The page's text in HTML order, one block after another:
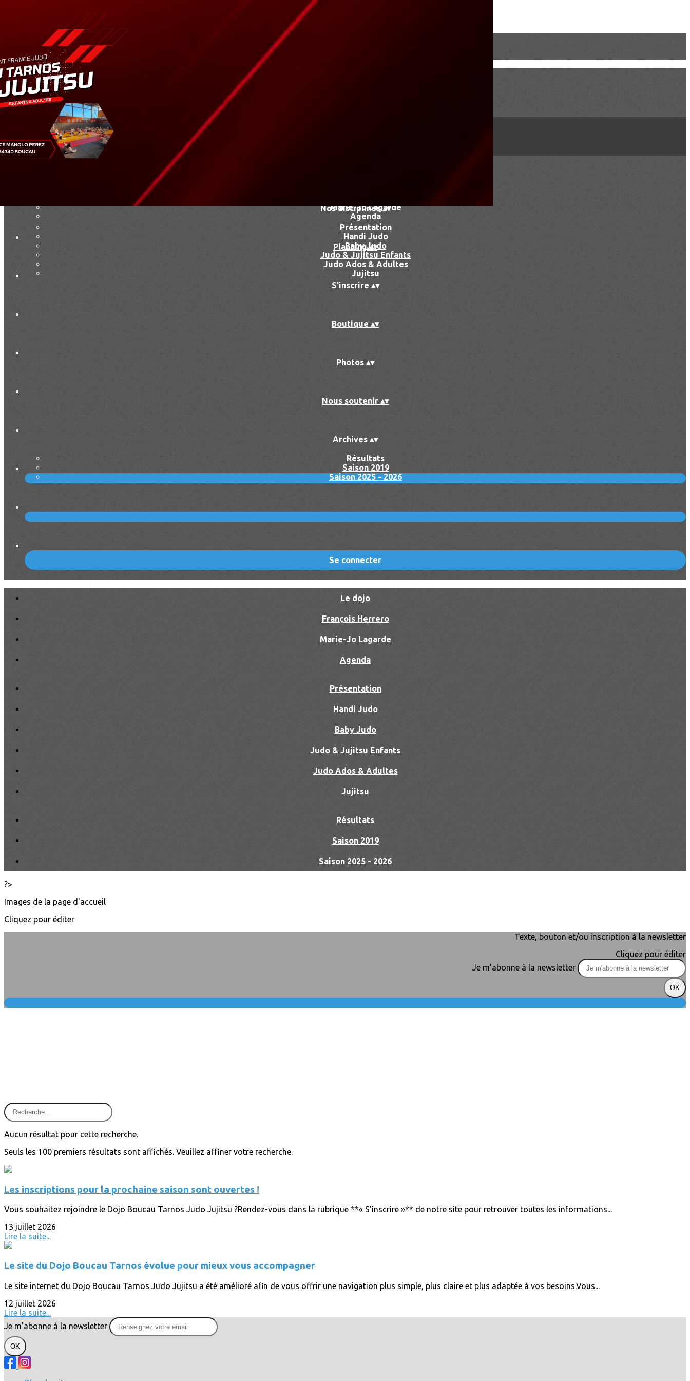
Exporter toutes les colonnes
Exporter uniquement les colonnes affichées
Menu
Ajoutez un logo, un bouton, des réseaux sociaux
Cliquez pour éditer
Marie-Jo Lagarde
Agenda
Nos disciplines▴▾
Présentation
Handi Judo
Baby Judo
Judo & Jujitsu Enfants
Judo Ados & Adultes
Jujitsu
Planning▴▾
S'inscrire ▴▾
Boutique ▴▾
Photos ▴▾
Nous soutenir ▴▾
Archives ▴▾
Résultats
Saison 2019
Saison 2025 - 2026
Se connecter
Le dojo
François Herrero
Marie-Jo Lagarde
Agenda
Présentation
Handi Judo
Baby Judo
Judo & Jujitsu Enfants
Judo Ados & Adultes
Jujitsu
Résultats
Saison 2019
Saison 2025 - 2026
?>
Images de la page d'accueil
Cliquez pour éditer
Texte, bouton et/ou inscription à la newsletter
Cliquez pour éditer
Je m'abonne à la newsletter
OK
Aucun résultat pour cette recherche.
Seuls les 100 premiers résultats sont affichés. Veuillez affiner votre recherche.
Les inscriptions pour la prochaine saison sont ouvertes !
Vous souhaitez rejoindre le Dojo Boucau Tarnos Judo Jujitsu ?Rendez-vous dans la rubrique **« S'inscrire »** de notre site pour retrouver toutes les informations...
13 juillet 2026
Lire la suite...
Le site du Dojo Boucau Tarnos évolue pour mieux vous accompagner
Le site internet du Dojo Boucau Tarnos Judo Jujitsu a été amélioré afin de vous offrir une navigation plus simple, plus claire et plus adaptée à vos besoins.Vous...
12 juillet 2026
Lire la suite...
Je m'abonne à la newsletter
OK